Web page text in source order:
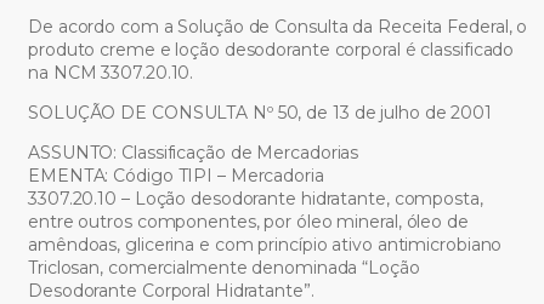
De acordo com a Solução de Consulta da Receita Federal, o
produto creme e loção desodorante corporal é classificado
na NCM 3307.20.10.
SOLUÇÃO DE CONSULTA Nº 50, de 13 de julho de 2001
ASSUNTO: Classificação de Mercadorias
EMENTA: Código TIPI – Mercadoria
3307.20.10 – Loção desodorante hidratante, composta,
entre outros componentes, por óleo mineral, óleo de
amêndoas, glicerina e com princípio ativo antimicrobiano
Triclosan, comercialmente denominada “Loção
Desodorante Corporal Hidratante”.